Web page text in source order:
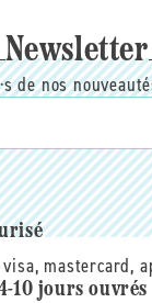
Newsletter
de nos
mastercard,
10 jours ouvrés